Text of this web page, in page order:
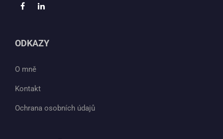
ODKAZY
O mně
Kontakt
Ochrana osobních údajů